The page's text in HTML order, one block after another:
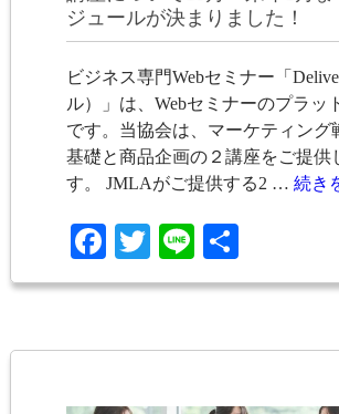
ジュールが決まりました！
ビジネス専門Webセミナー「
ル）」は、Webセミナーのプラッ
です。当協会は、マーケティング
基礎と商品企画の２講座をご提供
す。 JMLAがご提供する2 … 続き
Facebook
Twitter
Line
有